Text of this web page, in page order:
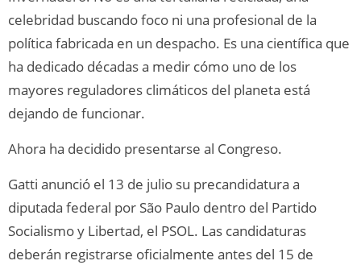
celebridad buscando foco ni una profesional de la
política fabricada en un despacho. Es una científica que
ha dedicado décadas a medir cómo uno de los
mayores reguladores climáticos del planeta está
dejando de funcionar.
Ahora ha decidido presentarse al Congreso.
Gatti anunció el 13 de julio su precandidatura a
diputada federal por São Paulo dentro del Partido
Socialismo y Libertad, el PSOL. Las candidaturas
deberán registrarse oficialmente antes del 15 de